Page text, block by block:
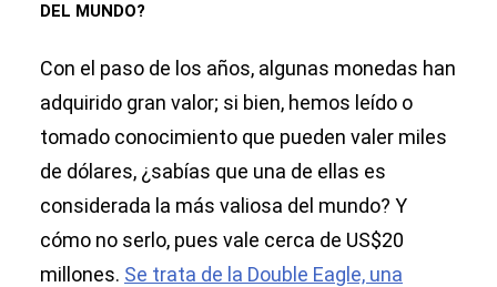
DEL MUNDO?
Con el paso de los años, algunas monedas han
adquirido gran valor; si bien, hemos leído o
tomado conocimiento que pueden valer miles
de dólares, ¿sabías que una de ellas es
considerada la más valiosa del mundo? Y
cómo no serlo, pues vale cerca de US$20
millones. Se trata de la Double Eagle, una